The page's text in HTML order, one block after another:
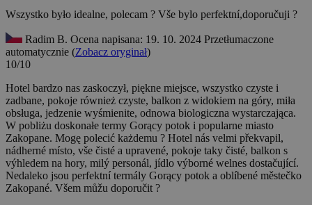
Wszystko było idealne, polecam ? Vše bylo perfektní,doporučuji ?
Radim B. Ocena napisana: 19. 10. 2024 Przetłumaczone
automatycznie (Zobacz oryginał)
10/10
Hotel bardzo nas zaskoczył, piękne miejsce, wszystko czyste i
zadbane, pokoje również czyste, balkon z widokiem na góry, miła
obsługa, jedzenie wyśmienite, odnowa biologiczna wystarczająca.
W pobliżu doskonałe termy Gorący potok i popularne miasto
Zakopane. Mogę polecić każdemu ? Hotel nás velmi překvapil,
nádherné místo, vše čisté a upravené, pokoje taky čisté, balkon s
výhledem na hory, milý personál, jídlo výborné welnes dostačující.
Nedaleko jsou perfektní termály Gorący potok a oblíbené městečko
Zakopané. Všem můžu doporučit ?